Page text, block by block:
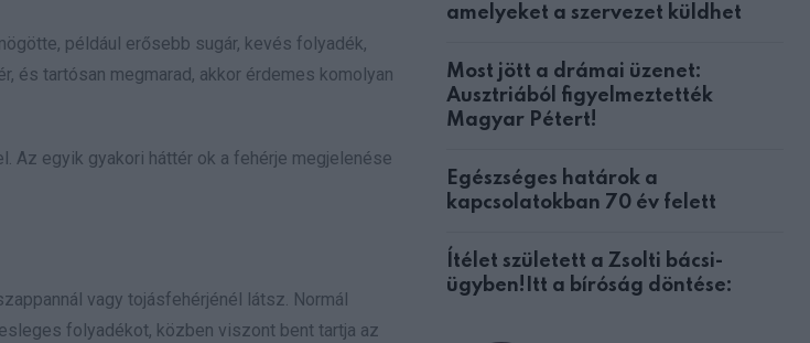
például erősebb sugár, kevés folyadék,
és tartósan megmarad, akkor érdemes komolyan
Az egyik gyakori háttér ok a fehérje megjelenése
vagy tojásfehérjénél látsz. Normál
folyadékot, közben viszont bent tartja az
amelyeket a szervezet küldhet
Most jött a drámai üzenet:
Ausztriából figyelmeztették
Magyar Pétert!
Egészséges határok a
kapcsolatokban 70 év felett
Ítélet született a Zsolti bácsi-
ügyben!Itt a bíróság döntése: